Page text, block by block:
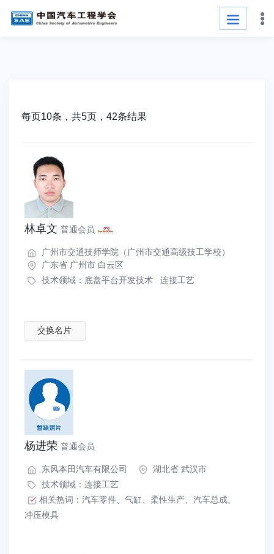
每页10条，共5页，42条结果
林卓文 普通会员
广州市交通技师学院（广州市交通高级技工学校）
广东省 广州市 白云区
技术领域： 底盘平台开发技术 连接工艺
交换名片
杨进荣 普通会员
东风本田汽车有限公司
湖北省 武汉市
技术领域： 连接工艺
相关热词： 汽车零件、 气缸、 柔性生产、 汽车总成、
冲压模具